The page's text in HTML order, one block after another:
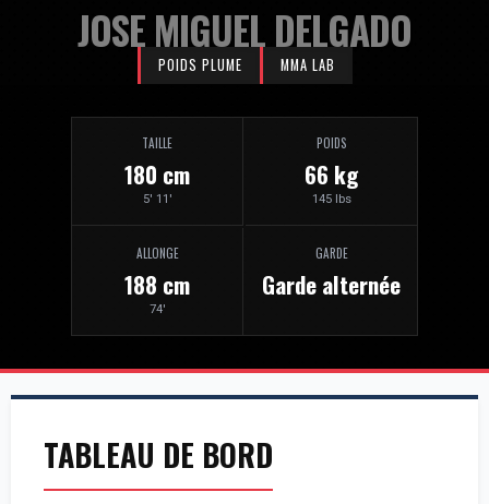
JOSE MIGUEL DELGADO
POIDS PLUME MMA LAB
TAILLE
180 cm
5' 11'
POIDS
66 kg
145 lbs
ALLONGE
188 cm
74'
GARDE
Garde alternée
TABLEAU DE BORD